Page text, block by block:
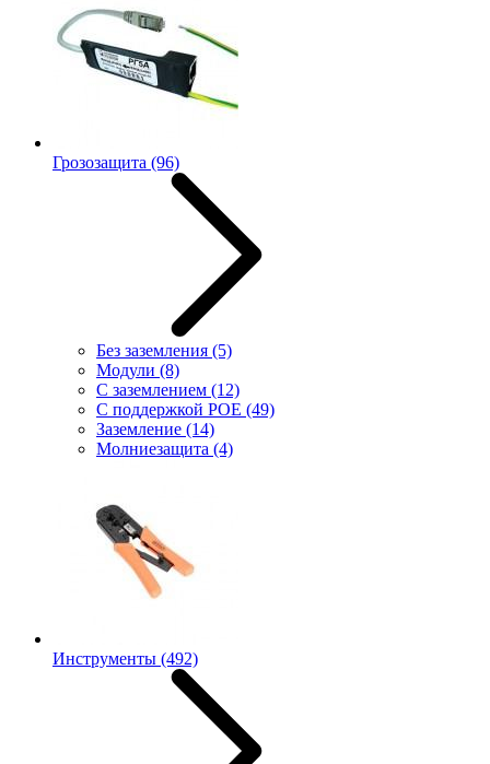
Грозозащита (96)
Без заземления (5)
Модули (8)
С заземлением (12)
С поддержкой POE (49)
Заземление (14)
Молниезащита (4)
Инструменты (492)